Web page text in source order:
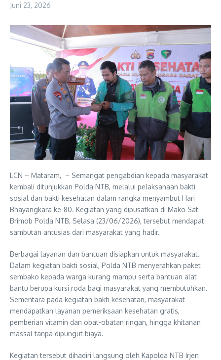
Juni 23, 2026
LCN – Mataram, – Semangat pengabdian kepada masyarakat
kembali ditunjukkan Polda NTB, melalui pelaksanaan bakti
sosial dan bakti kesehatan dalam rangka menyambut Hari
Bhayangkara ke-80. Kegiatan yang dipusatkan di Mako Sat
Brimob Polda NTB, Selasa (23/06/2026), tersebut mendapat
sambutan antusias dari masyarakat yang hadir.
Berbagai layanan dan bantuan disiapkan untuk masyarakat.
Dalam kegiatan bakti sosial, Polda NTB menyerahkan paket
sembako kepada warga kurang mampu serta bantuan alat
bantu berupa kursi roda bagi masyarakat yang membutuhkan.
Sementara pada kegiatan bakti kesehatan, masyarakat
mendapatkan layanan pemeriksaan kesehatan gratis,
pemberian vitamin dan obat-obatan ringan, hingga khitanan
massal tanpa dipungut biaya.
Kegiatan tersebut dihadiri langsung oleh Kapolda NTB Irjen